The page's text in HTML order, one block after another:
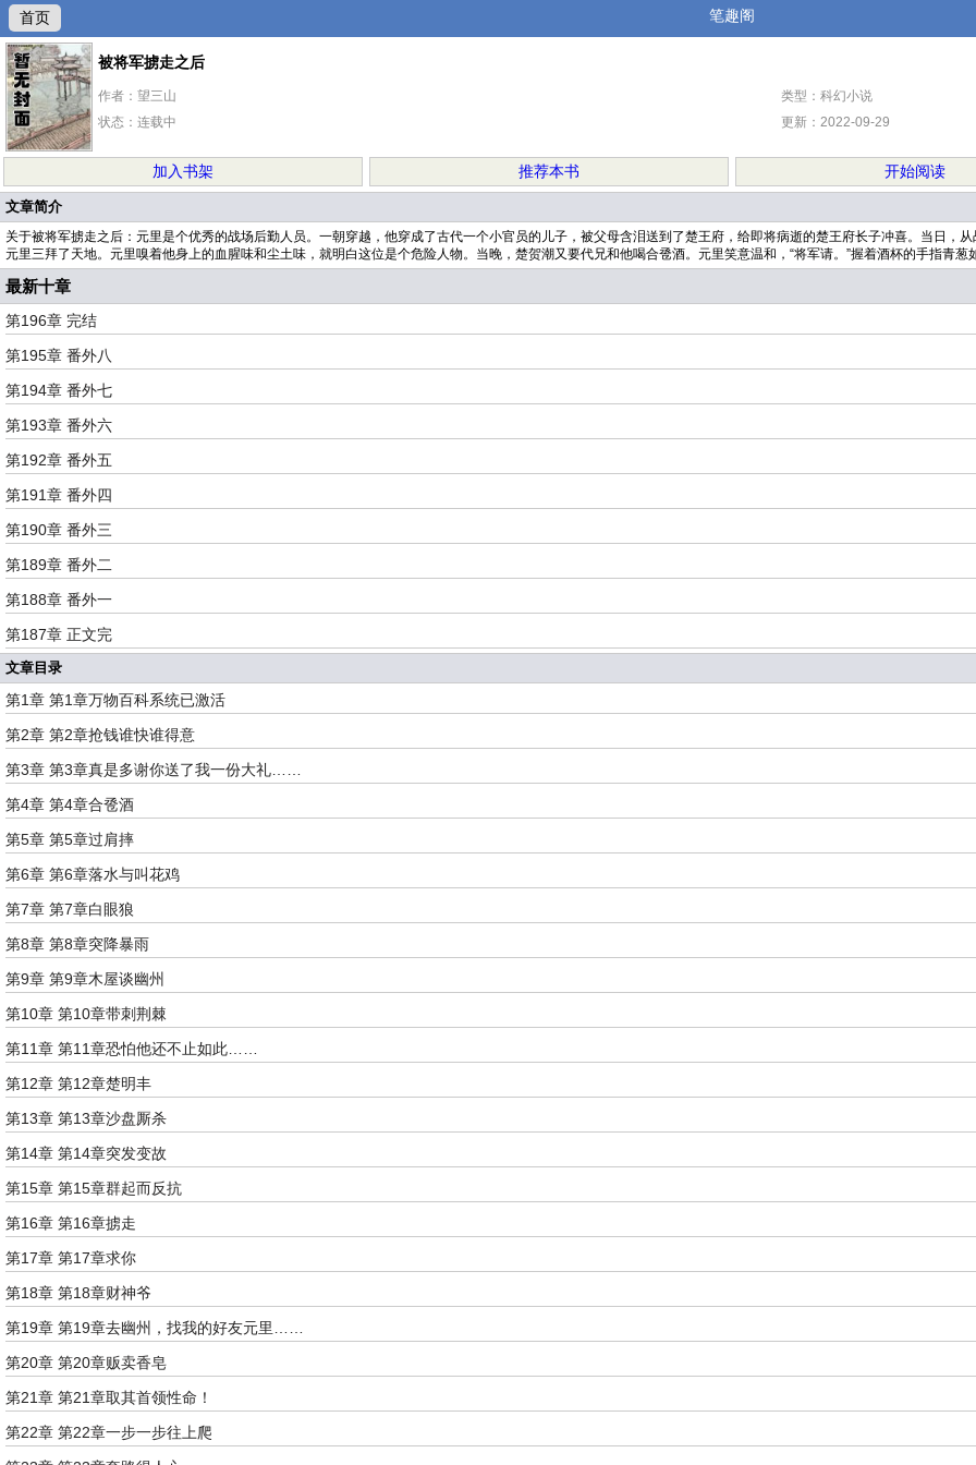
首页 笔趣阁
被将军掳走之后
作者：望三山
类型：科幻小说
状态：连载中
更新：2022-09-29
加入书架 推荐本书 开始阅读
文章简介
关于被将军掳走之后：元里是个优秀的战场后勤人员。一朝穿越，他穿成了古代一个小官员的儿子，被父母含泪送到了楚王府，给即将病逝的楚王府长子冲喜。当日，
元里三拜了天地。元里嗅着他身上的血腥味和尘土味，就明白这位是个危险人物。当晚，楚贺潮又要代兄和他喝合卺酒。元里笑意温和，“将军请。”握着酒杯的手指青
最新十章
第196章 完结
第195章 番外八
第194章 番外七
第193章 番外六
第192章 番外五
第191章 番外四
第190章 番外三
第189章 番外二
第188章 番外一
第187章 正文完
文章目录
第1章 第1章万物百科系统已激活
第2章 第2章抢钱谁快谁得意
第3章 第3章真是多谢你送了我一份大礼……
第4章 第4章合卺酒
第5章 第5章过肩摔
第6章 第6章落水与叫花鸡
第7章 第7章白眼狼
第8章 第8章突降暴雨
第9章 第9章木屋谈幽州
第10章 第10章带刺荆棘
第11章 第11章恐怕他还不止如此……
第12章 第12章楚明丰
第13章 第13章沙盘厮杀
第14章 第14章突发变故
第15章 第15章群起而反抗
第16章 第16章掳走
第17章 第17章求你
第18章 第18章财神爷
第19章 第19章去幽州，找我的好友元里……
第20章 第20章贩卖香皂
第21章 第21章取其首领性命！
第22章 第22章一步一步往上爬